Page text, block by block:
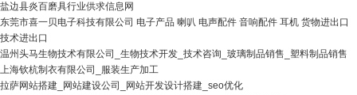
盐边县炎百磨具行业供求信息网
东莞市喜一贝电子科技有限公司 电子产品 喇叭 电声配件 音响配件 耳机 货物进出口
技术进出口
温州头马生物技术有限公司_生物技术开发_技术咨询_玻璃制品销售_塑料制品销售
上海钦杭制衣有限公司_服装生产加工
拉萨网站搭建_网站建设公司_网站开发设计搭建_seo优化